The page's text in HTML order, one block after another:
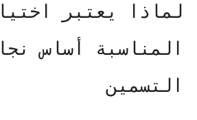
لماذا يعتبر
المناسبة أساس
التسمين